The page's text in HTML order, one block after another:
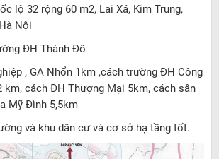
lộ 32 rộng 60 m2, Lai Xá, Kim Trung,
Nội
ĐH Thành Đô
, GA Nhổn 1km ,cách trường ĐH Công
km, cách ĐH Thượng Mại 5km, cách sân
Mỹ Đình 5,5km
và khu dân cư và cơ sở hạ tầng tốt.